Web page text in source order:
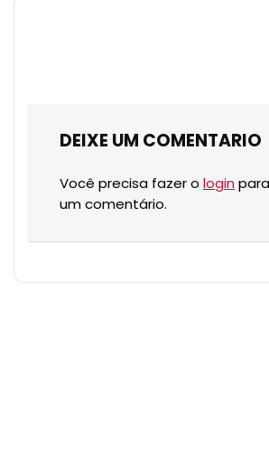
DEIXE UM COMENTARIO
Você precisa fazer o login
um comentário.